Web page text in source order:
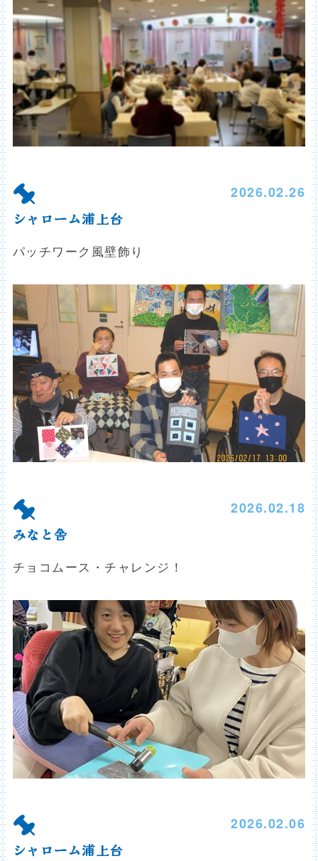
2026.02.26
シャローム浦上台
パッチワーク風壁飾り
2026.02.18
みなと舎
チョコムース・チャレンジ！
2026.02.06
シャローム浦上台